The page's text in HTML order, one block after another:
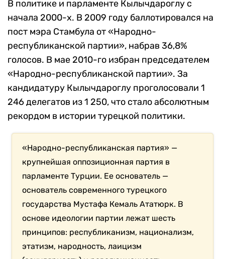
В политике и парламенте Кылычдароглу с
начала 2000-х. В 2009 году баллотировался на
пост мэра Стамбула от «Народно-
республиканской партии», набрав 36,8%
голосов. В мае 2010-го избран председателем
«Народно-республиканской партии». За
кандидатуру Кылычдароглу проголосовали 1
246 делегатов из 1 250, что стало абсолютным
рекордом в истории турецкой политики.
«Народно-республиканская партия» —
крупнейшая оппозиционная партия в
парламенте Турции. Ее основатель —
основатель современного турецкого
государства Мустафа Кемаль Ататюрк. В
основе идеологии партии лежат шесть
принципов: республиканизм, национализм,
этатизм, народность, лаицизм